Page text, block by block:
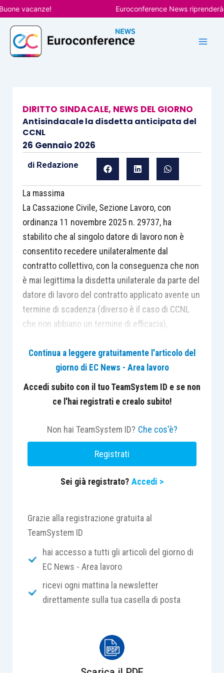
Vai
al
contenuto
vacanze! Euroconference News riprenderà le
DIRITTO SINDACALE, NEWS DEL GIORNO
Antisindacale la disdetta anticipata del
CCNL
26 Gennaio 2026
di Redazione
La massima
La Cassazione Civile, Sezione Lavoro, con
ordinanza 11 novembre 2025 n. 29737, ha
stabilito che al singolo datore di lavoro non è
consentito recedere unilateralmente dal
contratto collettivo, con la conseguenza che non
è mai legittima la disdetta unilaterale da parte del
datore di lavoro del contratto applicato avente un
termine di scadenza (diverso è il caso di CCNL
che non abbiano un termine di efficacia),
dell’ordinamento induce a ritenere consentita
l’applicazione di un nuovo CCNL prima della
prevista scadenza di quello in corso di
applicazione, che le parti si sono impegnate a
lavoratori « per ricevuta e accettazione » della
comunicazione non può considerarsi consenso
all’applicazione del nuovo CCNL.
Il caso
La vicenda esaminata dalla Corte di Cassazione
promosso da FIOM CGIL contro un’azienda,
accusata di comportamento antisindacale per
aver anticipatamente disapplicato, nei confronti
di una parte dei dipendenti, il CCNL
firmato con altre sigle sindacali.
La Corte d’Appello di Firenze aveva ritenuto
Continua a leggere gratuitamente l'articolo del
giorno di EC News - Area lavoro
Accedi subito con il tuo TeamSystem ID e se non
ce l'hai registrati e crealo subito!
Non hai TeamSystem ID? Che cos'è?
Registrati
Sei già registrato? Accedi >
Grazie alla registrazione gratuita al
TeamSystem ID
hai accesso a tutti gli articoli del giorno di
EC News - Area lavoro
ricevi ogni mattina la newsletter
direttamente sulla tua casella di posta